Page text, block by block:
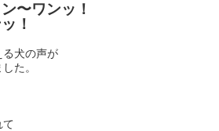
〜ワンッ！
！
る犬の声が
た。
て